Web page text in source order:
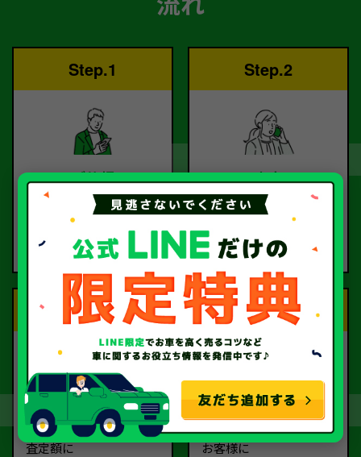
Step.1
ご依頼
お電話または査定フォー
ご依頼ください。
Step.2
査定
査定のプロが
お電話で回答いたしま
す。
Step.3
契約
査定額に
Step.4
お引取り
お客様に